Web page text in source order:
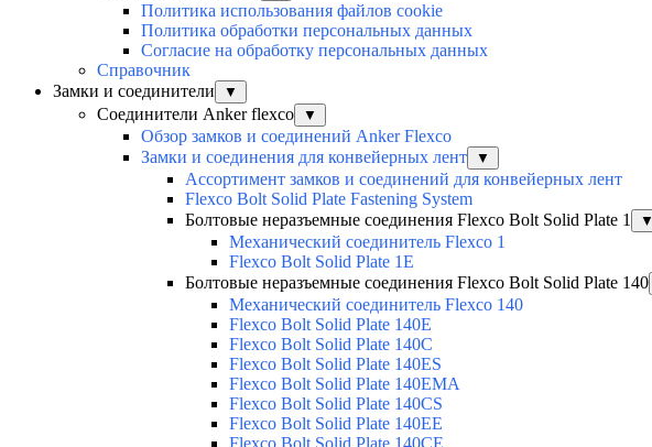
Политика использования файлов cookie
Политика обработки персональных данных
Согласие на обработку персональных данных
Справочник
Замки и соединители
▼
Соединители Anker flexco ▼
Обзор замков и соединений Anker Flexco
Замки и соединения для конвейерных лент
▼
Ассортимент замков и соединений для конвейерных лент
Flexco Bolt Solid Plate Fastening System
Болтовые неразъемные соединения Flexco Bolt Solid Plate 1
▼
Механический соединитель Flexco 1
Flexco Bolt Solid Plate 1E
Болтовые неразъемные соединения Flexco Bolt Solid Plate 140
Механический соединитель Flexco 140
Flexco Bolt Solid Plate 140E
Flexco Bolt Solid Plate 140C
Flexco Bolt Solid Plate 140ES
Flexco Bolt Solid Plate 140EMA
Flexco Bolt Solid Plate 140CS
Flexco Bolt Solid Plate 140EE